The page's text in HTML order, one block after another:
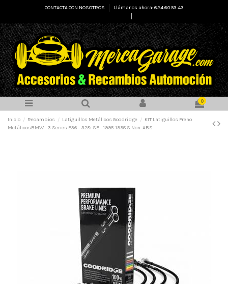
CONTACTA CON NOSOTROS
Llámanos ahora: 624 60 53 43
0
Inicio Recambios Latiguillos Metálicos Goodridge
KIT Latiguillos Freno
MetálicosBMW - 3 Series E36 - 328i SE - 1995-1998 S Non-ABS